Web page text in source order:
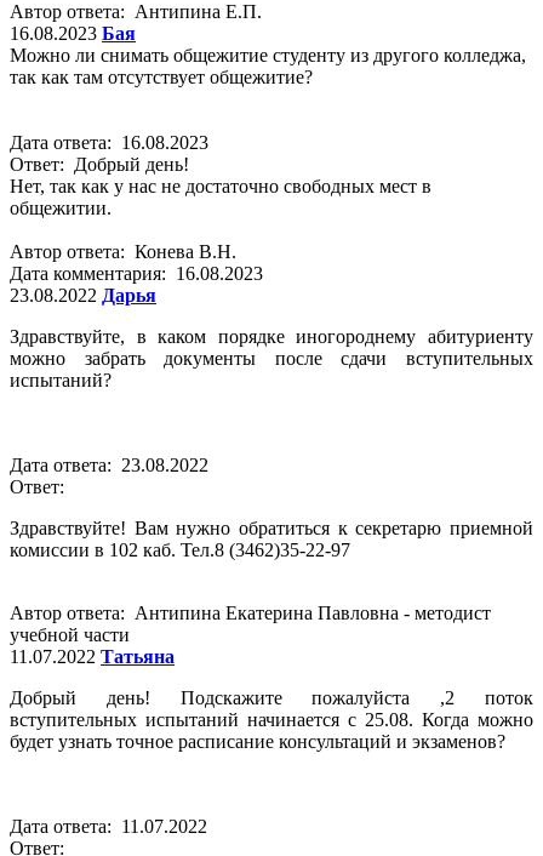
Автор ответа: Антипина Е.П.
16.08.2023 Бая
Можно ли снимать общежитие студенту из другого колледжа,
так как там отсутствует общежитие?
Дата ответа: 16.08.2023
Ответ: Добрый день!
Нет, так как у нас не достаточно свободных мест в
общежитии.
Автор ответа: Конева В.Н.
Дата комментария: 16.08.2023
23.08.2022 Дарья
Здравствуйте, в каком порядке иногороднему абитуриенту
можно забрать документы после сдачи вступительных
испытаний?
Дата ответа: 23.08.2022
Ответ:
Здравствуйте! Вам нужно обратиться к секретарю приемной
комиссии в 102 каб. Тел.8 (3462)35-22-97
Автор ответа: Антипина Екатерина Павловна - методист
учебной части
11.07.2022 Татьяна
Добрый день! Подскажите пожалуйста ,2 поток
вступительных испытаний начинается с 25.08. Когда можно
будет узнать точное расписание консультаций и экзаменов?
Дата ответа: 11.07.2022
Ответ: